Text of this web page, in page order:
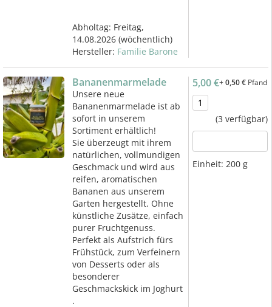
Abholtag: Freitag,
14.08.2026(wöchentlich)
Hersteller: Familie Barone
Bananenmarmelade
Unsere neue
Bananenmarmelade ist ab
sofort in unserem
Sortiment erhältlich!
Sie überzeugt mit ihrem
natürlichen, vollmundigen
Geschmack und wird aus
reifen, aromatischen
Bananen aus unserem
Garten hergestellt. Ohne
künstliche Zusätze, einfach
purer Fruchtgenuss.
Perfekt als Aufstrich fürs
Frühstück, zum Verfeinern
von Desserts oder als
besonderer
Geschmackskick im Joghurt
.
5,00 €+0,50 €Pfand
(3 verfügbar)
Einheit: 200 g